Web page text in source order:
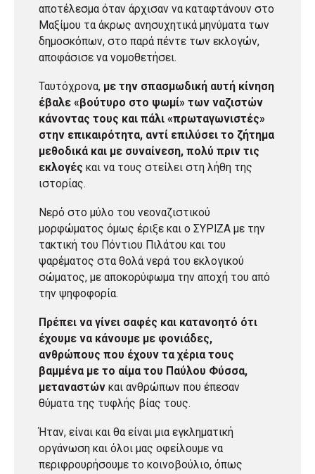
αποτέλεσμα όταν άρχισαν να καταφτάνουν στο
Μαξίμου τα άκρως ανησυχητικά μηνύματα των
δημοσκόπων, στο παρά πέντε των εκλογών,
αποφάσισε να νομοθετήσει.
Ταυτόχρονα, με την σπασμωδική αυτή κίνηση
έβαλε «βούτυρο στο ψωμί» των ναζιστών
κάνοντας τους και πάλι «πρωταγωνιστές»
στην επικαιρότητα, αντί επιλύσει το ζήτημα
μεθοδικά και με συναίνεση, πολύ πριν τις
εκλογές και να τους στείλει στη λήθη της
ιστορίας.
Νερό στο μύλο του νεοναζιστικού
μορφώματος όμως έριξε και ο ΣΥΡΙΖΑ με την
τακτική του Πόντιου Πιλάτου και του
ψαρέματος στα θολά νερά του εκλογικού
σώματος, με αποκορύφωμα την αποχή του από
την ψηφοφορία.
Πρέπει να γίνει σαφές και κατανοητό ότι
έχουμε να κάνουμε με φονιάδες,
ανθρώπους που έχουν τα χέρια τους
βαμμένα με το αίμα του Παύλου Φύσσα,
μεταναστών και ανθρώπων που έπεσαν
θύματα της τυφλής βίας τους.
Ήταν, είναι και θα είναι μια εγκληματική
οργάνωση και όλοι μας οφείλουμε να
περιφρουρήσουμε το κοινοβούλιο, όπως